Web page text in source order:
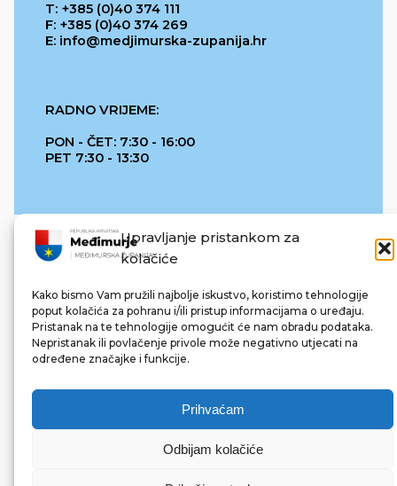
Upravljanje pristankom za
kolačiće
Kako bismo Vam pružili najbolje iskustvo, koristimo tehnologije
poput kolačića za pohranu i/ili pristup informacijama o uređaju.
Pristanak na te tehnologije omogućit će nam obradu podataka.
Nepristanak ili povlačenje privole može negativno utjecati na
određene značajke i funkcije.
Prihvaćam
Odbijam kolačiće
T: +385 (0)40 374 111
F: +385 (0)40 374 269
E: info@medjimurska-zupanija.hr
RADNO VRIJEME:
PON - ČET: 7:30 - 16:00
PET 7:30 - 13:30
REPUBLIKA HRVATSKA
© 2022 Međimurska županija. Sva prava pridržana.